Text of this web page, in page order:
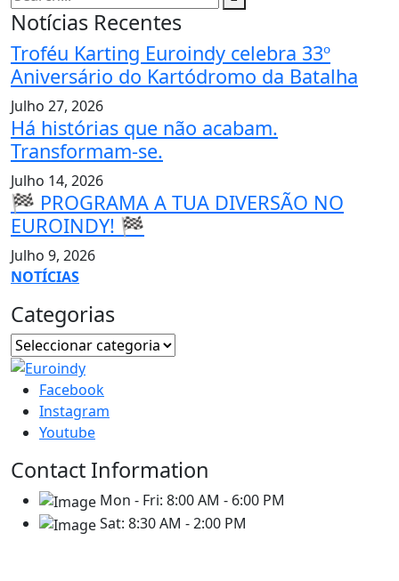
Notícias Recentes
Troféu Karting Euroindy celebra 33º
Aniversário do Kartódromo da Batalha
Julho 27, 2026
Há histórias que não acabam.
Transformam-se.
Julho 14, 2026
🏁 PROGRAMA A TUA DIVERSÃO NO
EUROINDY! 🏁
Julho 9, 2026
NOTÍCIAS
Categorias
Facebook
Instagram
Youtube
Contact Information
Mon - Fri: 8:00 AM - 6:00 PM
Sat: 8:30 AM - 2:00 PM